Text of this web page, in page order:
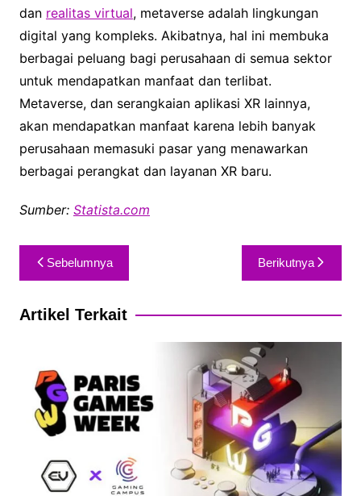
dan realitas virtual, metaverse adalah lingkungan
digital yang kompleks. Akibatnya, hal ini membuka
berbagai peluang bagi perusahaan di semua sektor
untuk mendapatkan manfaat dan terlibat.
Metaverse, dan serangkaian aplikasi XR lainnya,
akan mendapatkan manfaat karena lebih banyak
perusahaan memasuki pasar yang menawarkan
berbagai perangkat dan layanan XR baru.
Sumber: Statista.com
Sebelumnya Berikutnya
Artikel Terkait